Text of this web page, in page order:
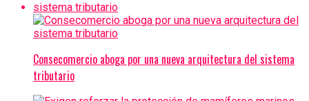
Consecomercio aboga por una nueva arquitectura del sistema
tributario